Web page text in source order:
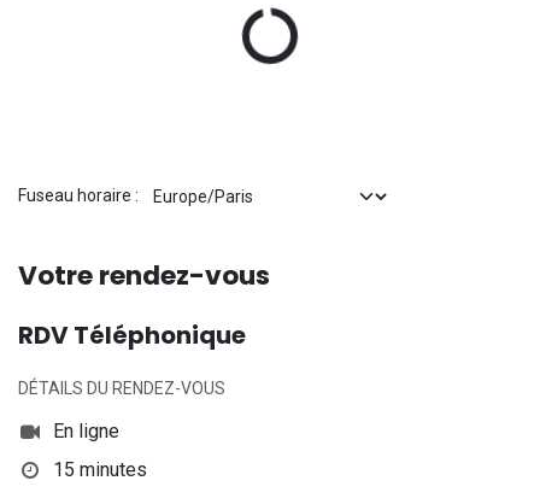
Fuseau horaire :
Votre rendez-vous
RDV Téléphonique
DÉTAILS DU RENDEZ-VOUS
En ligne
15 minutes